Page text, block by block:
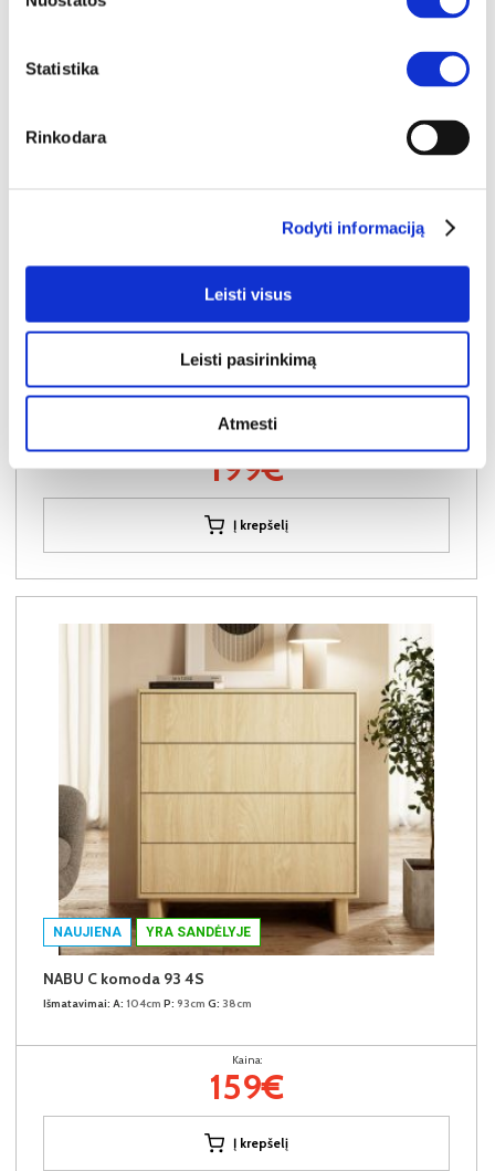
Statistika
Rinkodara
Rodyti informaciją
Leisti visus
Leisti pasirinkimą
Atmesti
NABU D komoda-indauja 183 3D3S
Išmatavimai:A:83cmP:183cmG:38cm
199€
Į krepšelį
NAUJIENA YRA SANDĖLYJE
NABU C komoda 93 4S
Išmatavimai: A: 104cm P: 93cm G: 38cm
Kaina:
159€
Į krepšelį